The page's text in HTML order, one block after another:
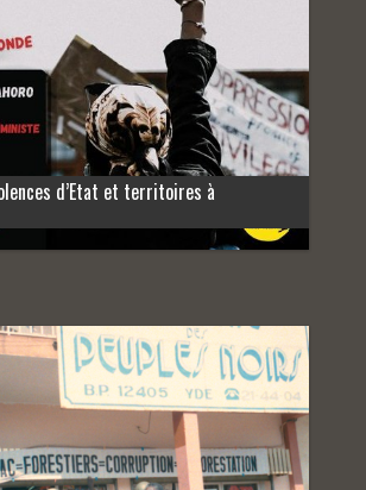
d’Etat et territoires à